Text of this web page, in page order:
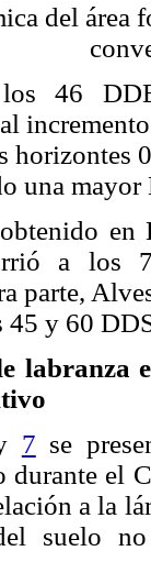
del área
46 DDE
horizontes
una mayor
en
a los
parte,
45 y 60
labranza
7 se
durante el
a la
suelo no